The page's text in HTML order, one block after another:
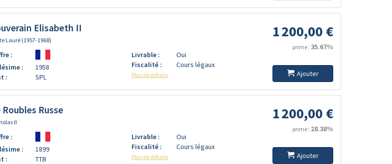
Elisabeth II
Lauré (1957-1968)
:
:
1958
:
SPL
Livrable :
Oui
Fiscalité :
Cours légaux
Plus de détails
1 200,00 €
prime : 35.67%
Ajouter
Roubles Russe
II
:
:
1899
:
TTB
Livrable :
Oui
Fiscalité :
Cours légaux
Plus de détails
1 200,00 €
prime : 28.38%
Ajouter